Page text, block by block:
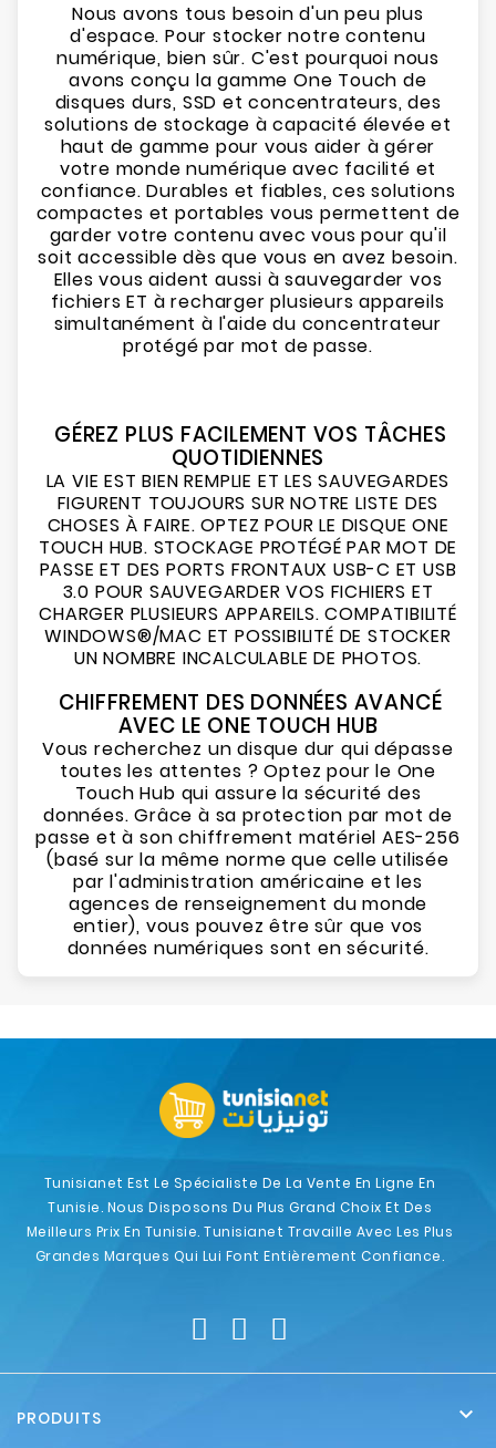
Nous avons tous besoin d'un peu plus
d'espace. Pour stocker notre contenu
numérique, bien sûr. C'est pourquoi nous
avons conçu la gamme One Touch de
disques durs, SSD et concentrateurs, des
solutions de stockage à capacité élevée et
haut de gamme pour vous aider à gérer
votre monde numérique avec facilité et
confiance. Durables et fiables, ces solutions
compactes et portables vous permettent de
garder votre contenu avec vous pour qu'il
soit accessible dès que vous en avez besoin.
Elles vous aident aussi à sauvegarder vos
fichiers ET à recharger plusieurs appareils
simultanément à l'aide du concentrateur
protégé par mot de passe.
GÉREZ PLUS FACILEMENT VOS TÂCHES
QUOTIDIENNES
LA VIE EST BIEN REMPLIE ET LES SAUVEGARDES
FIGURENT TOUJOURS SUR NOTRE LISTE DES
CHOSES À FAIRE. OPTEZ POUR LE DISQUE ONE
TOUCH HUB. STOCKAGE PROTÉGÉ PAR MOT DE
PASSE ET DES PORTS FRONTAUX USB-C ET USB
3.0 POUR SAUVEGARDER VOS FICHIERS ET
CHARGER PLUSIEURS APPAREILS. COMPATIBILITÉ
WINDOWS®/MAC ET POSSIBILITÉ DE STOCKER
UN NOMBRE INCALCULABLE DE PHOTOS.
CHIFFREMENT DES DONNÉES AVANCÉ
AVEC LE ONE TOUCH HUB
Vous recherchez un disque dur qui dépasse
toutes les attentes ? Optez pour le One
Touch Hub qui assure la sécurité des
données. Grâce à sa protection par mot de
passe et à son chiffrement matériel AES-256
(basé sur la même norme que celle utilisée
par l'administration américaine et les
agences de renseignement du monde
entier), vous pouvez être sûr que vos
données numériques sont en sécurité.
Tunisianet Est Le Spécialiste De La Vente En Ligne En
Tunisie. Nous Disposons Du Plus Grand Choix Et Des
Meilleurs Prix En Tunisie. Tunisianet Travaille Avec Les Plus
Grandes Marques Qui Lui Font Entièrement Confiance.
PRODUITS 